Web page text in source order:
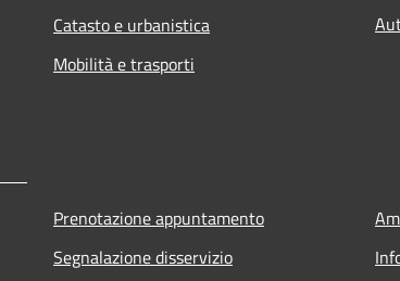
Catasto e urbanistica
Mobilità e trasporti
Prenotazione appuntamento
Segnalazione disservizio